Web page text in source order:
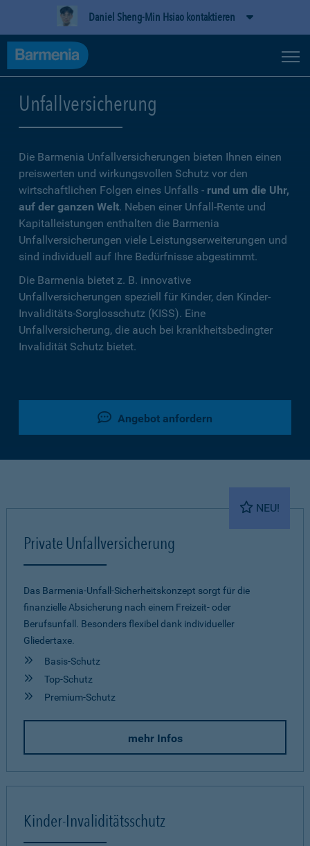
Daniel Sheng-Min Hsiao kontaktieren
Unfallversicherung
Die Barmenia Unfallversicherungen bieten Ihnen einen
preiswerten und wirkungsvollen Schutz vor den
wirtschaftlichen Folgen eines Unfalls - rund um die Uhr,
auf der ganzen Welt. Neben einer Unfall-Rente und
Kapitalleistungen enthalten die Barmenia
Unfallversicherungen viele Leistungserweiterungen und
sind individuell auf Ihre Bedürfnisse abgestimmt.
Die Barmenia bietet z. B. innovative
Unfallversicherungen speziell für Kinder, den Kinder-
Invaliditäts-Sorglosschutz (KISS). Eine
Unfallversicherung, die auch bei krankheitsbedingter
Invalidität Schutz bietet.
Angebot anfordern
NEU!
Private Unfallversicherung
Das Barmenia-Unfall-Sicherheitskonzept sorgt für die
finanzielle Absicherung nach einem Freizeit- oder
Berufsunfall. Besonders flexibel dank individueller
Gliedertaxe.
Basis-Schutz
Top-Schutz
Premium-Schutz
mehr Infos
Kinder-Invaliditätsschutz